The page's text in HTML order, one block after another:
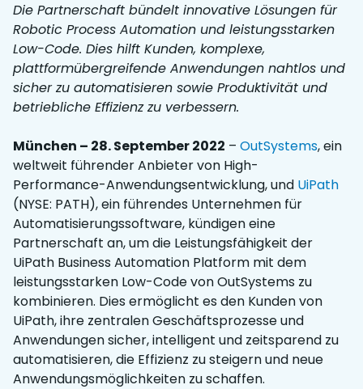
Die Partnerschaft bündelt innovative Lösungen für
Robotic Process Automation und leistungsstarken
Low-Code. Dies hilft Kunden, komplexe,
plattformübergreifende Anwendungen nahtlos und
sicher zu automatisieren sowie Produktivität und
betriebliche Effizienz zu verbessern.
München – 28. September 2022 – OutSystems, ein
weltweit führender Anbieter von High-
Performance-Anwendungsentwicklung, und UiPath
(NYSE: PATH), ein führendes Unternehmen für
Automatisierungssoftware, kündigen eine
Partnerschaft an, um die Leistungsfähigkeit der
UiPath Business Automation Platform mit dem
leistungsstarken Low-Code von OutSystems zu
kombinieren. Dies ermöglicht es den Kunden von
UiPath, ihre zentralen Geschäftsprozesse und
Anwendungen sicher, intelligent und zeitsparend zu
automatisieren, die Effizienz zu steigern und neue
Anwendungsmöglichkeiten zu schaffen.